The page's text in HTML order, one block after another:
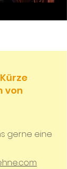
von
gerne eine